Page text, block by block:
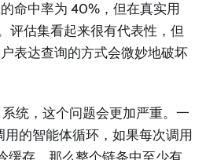
命中率为 40%，但在真实用
评估集看起来很有代表性，但
表达查询的方式会微妙地破坏
统，这个问题会更加严重。一
的智能体循环，如果每次调用